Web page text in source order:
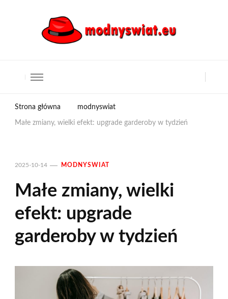
Strona główna modnyswiat
Małe zmiany, wielki efekt: upgrade garderoby w tydzień
2025-10-14 MODNYSWIAT
Małe zmiany, wielki
efekt: upgrade
garderoby w tydzień